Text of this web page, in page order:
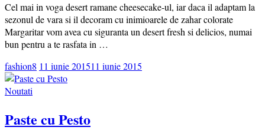
Cel mai in voga desert ramane cheesecake-ul, iar daca il adaptam la
sezonul de vara si il decoram cu inimioarele de zahar colorate
Margaritar vom avea cu siguranta un desert fresh si delicios, numai
bun pentru a te rasfata in …
fashion8 11 iunie 201511 iunie 2015
Noutati
Paste cu Pesto